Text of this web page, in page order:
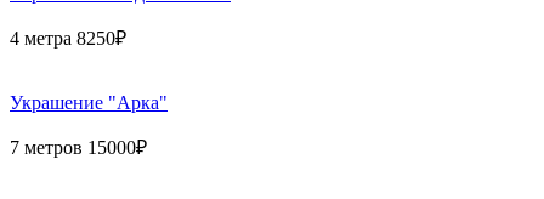
4 метра 8250₽
Украшение "Арка"
7 метров 15000₽